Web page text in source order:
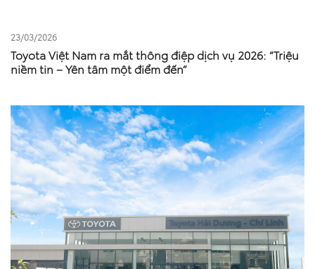
23/03/2026
Toyota Việt Nam ra mắt thông điệp dịch vụ 2026: “Triệu
niềm tin – Yên tâm một điểm đến”